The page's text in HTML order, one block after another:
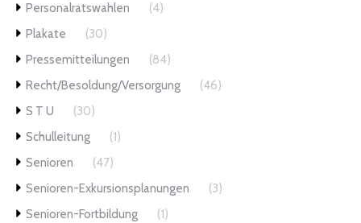
Personalratswahlen
(4)
Plakate
(30)
Pressemitteilungen
(84)
Recht/Besoldung/Versorgung
(46)
S T U
(30)
Schulleitung
(1)
Senioren
(47)
Senioren-Exkursionsplanungen
(3)
Senioren-Fortbildung
(1)